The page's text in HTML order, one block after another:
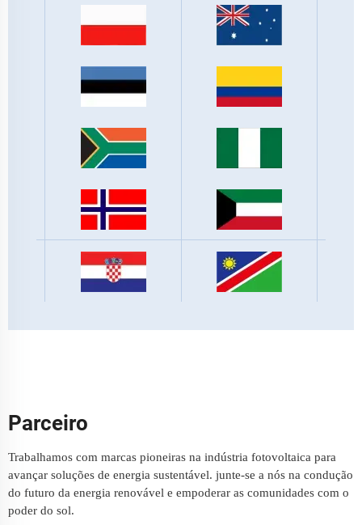
Parceiro
Trabalhamos com marcas pioneiras na indústria fotovoltaica para
avançar soluções de energia sustentável. junte-se a nós na condução
do futuro da energia renovável e empoderar as comunidades com o
poder do sol.